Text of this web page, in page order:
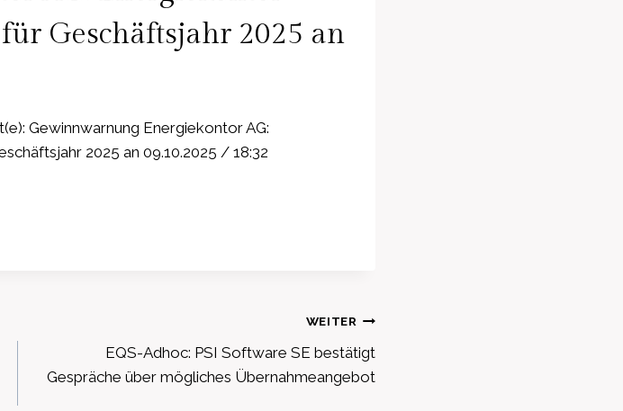
Geschäftsjahr 2025 an
Gewinnwarnung Energiekontor AG:
2025 an 09.10.2025 / 18:32
WEITER
EQS-Adhoc: PSI Software SE bestätigt
Gespräche über mögliches Übernahmeangebot